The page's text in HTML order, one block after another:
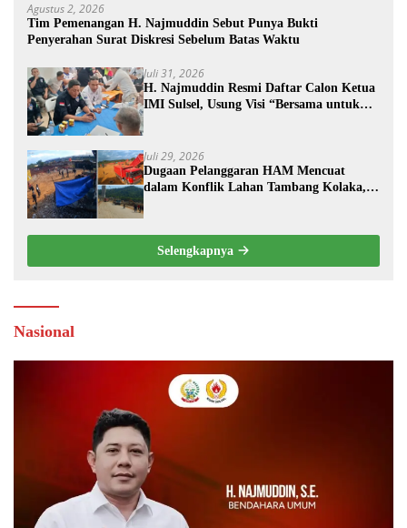
Agustus 2, 2026
Tim Pemenangan H. Najmuddin Sebut Punya Bukti
Penyerahan Surat Diskresi Sebelum Batas Waktu
Juli 31, 2026
H. Najmuddin Resmi Daftar Calon Ketua
IMI Sulsel, Usung Visi “Bersama untuk
Juli 29, 2026
Dugaan Pelanggaran HAM Mencuat
dalam Konflik Lahan Tambang Kolaka,
Selengkapnya
Nasional